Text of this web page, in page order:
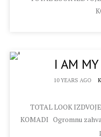
I AM
10 YEARS AGO
TOTAL LOOK
KOMADI Ogromnu